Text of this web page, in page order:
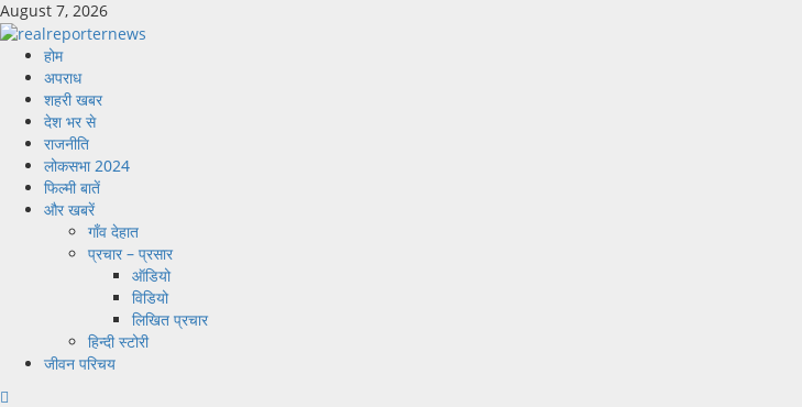
Skip
to
content
August 7, 2026
Primary
Menu
होम
अपराध
शहरी खबर
देश भर से
राजनीति
लोकसभा 2024
फिल्मी बातें
और खबरें
गाँव देहात
प्रचार – प्रसार
ऑडियो
विडियो
लिखित प्रचार
हिन्दी स्टोरी
जीवन परिचय